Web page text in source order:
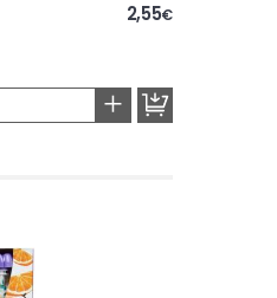
2,55€
+